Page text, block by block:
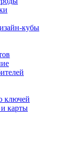
кубы
ключей
и карты